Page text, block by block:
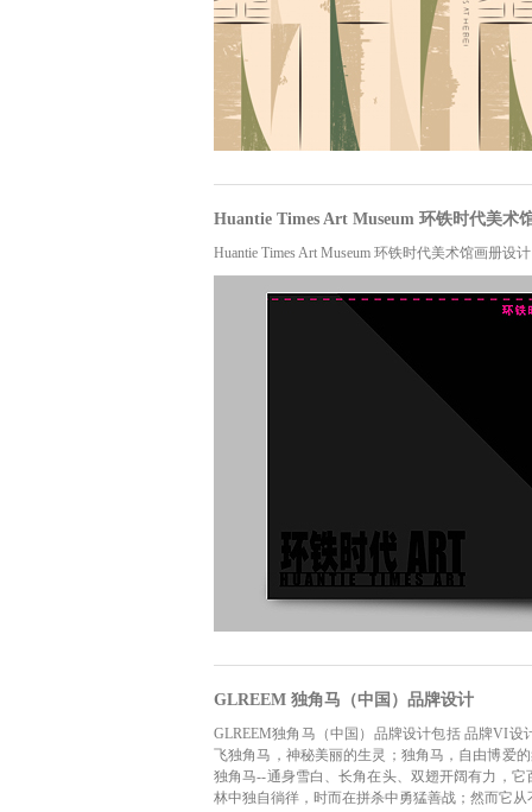
Huantie Times Art Museum 环铁时代美术
Huantie Times Art Museum 环铁时代美术馆画册设
GLREEM 独角马（中国）品牌设计
GLREEM独角马（中国）品牌设计包括 品牌VI
飞独角马，神秘美丽的生灵；独角马，自由博爱
独角马--通身雪白、长角在头、双翅开阔有力，
林中独自徜徉，时而在拼杀中勇猛善战；然而它